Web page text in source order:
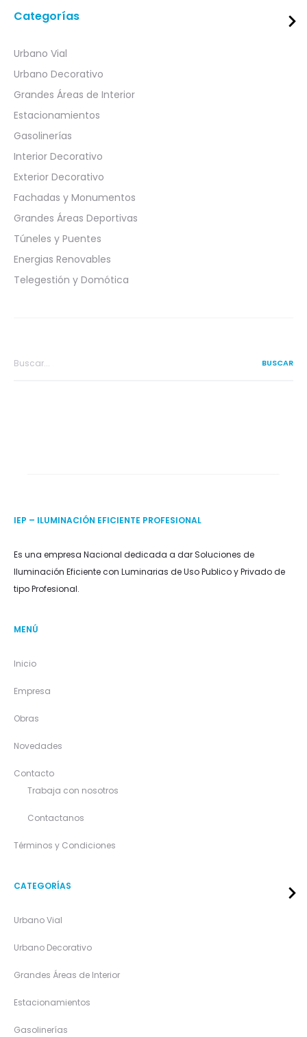
Categorías
Urbano Vial
Urbano Decorativo
Grandes Áreas de Interior
Estacionamientos
Gasolinerías
Interior Decorativo
Exterior Decorativo
Fachadas y Monumentos
Grandes Áreas Deportivas
Túneles y Puentes
Energias Renovables
Telegestión y Domótica
IEP – ILUMINACIÓN EFICIENTE PROFESIONAL
Es una empresa Nacional dedicada a dar Soluciones de
Iluminación Eficiente con Luminarias de Uso Publico y Privado de
tipo Profesional.
MENÚ
Inicio
Empresa
Obras
Novedades
Contacto
Trabaja con nosotros
Contactanos
Términos y Condiciones
CATEGORÍAS
Urbano Vial
Urbano Decorativo
Grandes Áreas de Interior
Estacionamientos
Gasolinerías